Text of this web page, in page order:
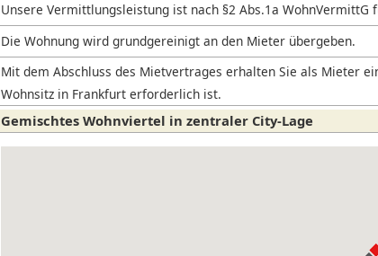
Unsere Vermittlungsleistung ist nach §2 Abs.1a
Die Wohnung wird grundgereinigt an den Mieter übergeben.
Mit dem Abschluss des Mietvertrages erhalten Sie als Mieter
Wohnsitz in Frankfurt erforderlich ist.
Gemischtes Wohnviertel in zentraler City-Lage